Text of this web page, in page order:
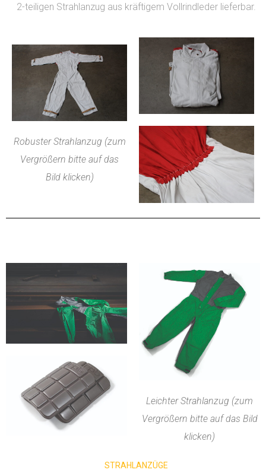
2-teiligen Strahlanzug aus kräftigem Vollrindleder lieferbar.
Robuster Strahlanzug (zum
Vergrößern bitte auf das
Bild klicken)
Leichter Strahlanzug (zum
Vergrößern bitte auf das Bild
klicken)
STRAHLANZÜGE